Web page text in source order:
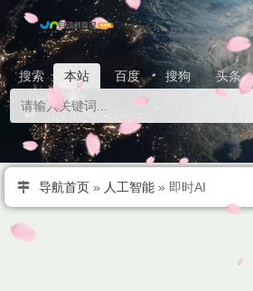
搜索 本站 百度 搜狗 头条
导航首页 » 人工智能 » 即时AI